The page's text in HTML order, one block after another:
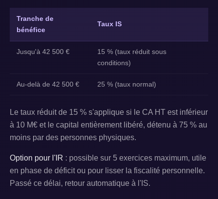
Tranche de
bénéfice
Taux IS
Jusqu'à 42 500 €
15 % (taux réduit sous
conditions)
Au-delà de 42 500 € 25 % (taux normal)
Le taux réduit de 15 % s'applique si le CA HT est inférieur
à 10 M€ et le capital entièrement libéré, détenu à 75 % au
moins par des personnes physiques.
Option pour l'IR : possible sur 5 exercices maximum, utile
en phase de déficit ou pour lisser la fiscalité personnelle.
Passé ce délai, retour automatique à l'IS.